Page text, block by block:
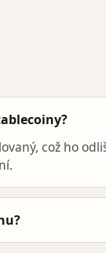
což ho